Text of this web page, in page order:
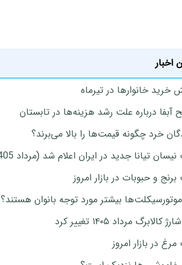
اخبار
خرید خانوارها در تیرماه
آبفا درباره علت رشد هزینه‌ها در تابستان
خرد چگونه قیمت‌ها را بالا می‌برند؟
تیانا جدید در ایران اعلام شد (مرداد 1405)
و حبوبات در بازار امروز
بیشتر مورد توجه بانوان هستند؟
کالابرگ مرداد ۱۴۰۵ تغییر کرد
در بازار امروز